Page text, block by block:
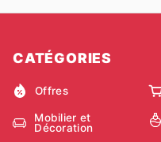
CATÉGORIES
Offres
Mobilier et
Décoration